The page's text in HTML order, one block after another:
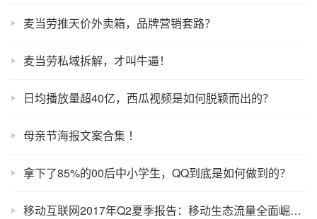
麦当劳推天价外卖箱，品牌营销套路？
麦当劳私域拆解，才叫牛逼！
日均播放量超40亿，西瓜视频是如何脱颖而出的？
母亲节海报文案合集 ！
拿下了85%的00后中小学生，QQ到底是如何做到的？
移动互联网2017年Q2夏季报告：移动生态流量全面崛起，制霸者属谁？